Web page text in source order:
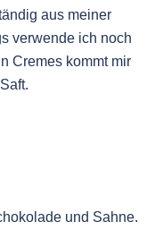
aus meiner
verwende ich noch
Cremes kommt mir
und Sahne.